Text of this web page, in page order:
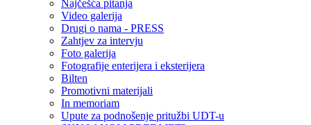
Najčešća pitanja
Video galerija
Drugi o nama - PRESS
Zahtjev za intervju
Foto galerija
Fotografije enterijera i eksterijera
Bilten
Promotivni materijali
In memoriam
Upute za podnošenje pritužbi UDT-u